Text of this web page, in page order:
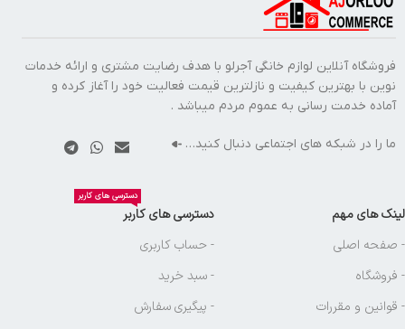
فروشگاه آنلاین لوازم خانگی آجرلو با هدف رضایت مشتری و ارائه خدمات
نوین با بهترین کیفیت و نازلترین قیمت فعالیت خود را آغاز کرده و
آماده خدمت رسانی به عموم مردم میباشد .
ما را در شبکه های اجتماعی دنبال کنید…
لینک های مهم
- صفحه اصلی
- فروشگاه
- قوانین و مقررات
دسترسی های کاربر
دسترسی های کاربر
- حساب کاربری
- سبد خرید
- پیگیری سفارش